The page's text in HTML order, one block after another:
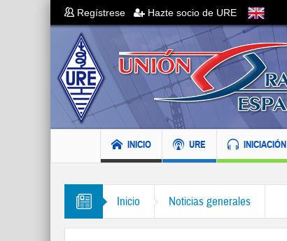
Regístrese Hazte socio de URE
INICIO URE INICIACIÓN
Inicio Noticias generales